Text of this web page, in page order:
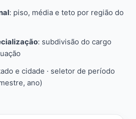
: piso, média e teto por região do
: subdivisão do cargo
e cidade · seletor de período
ano)